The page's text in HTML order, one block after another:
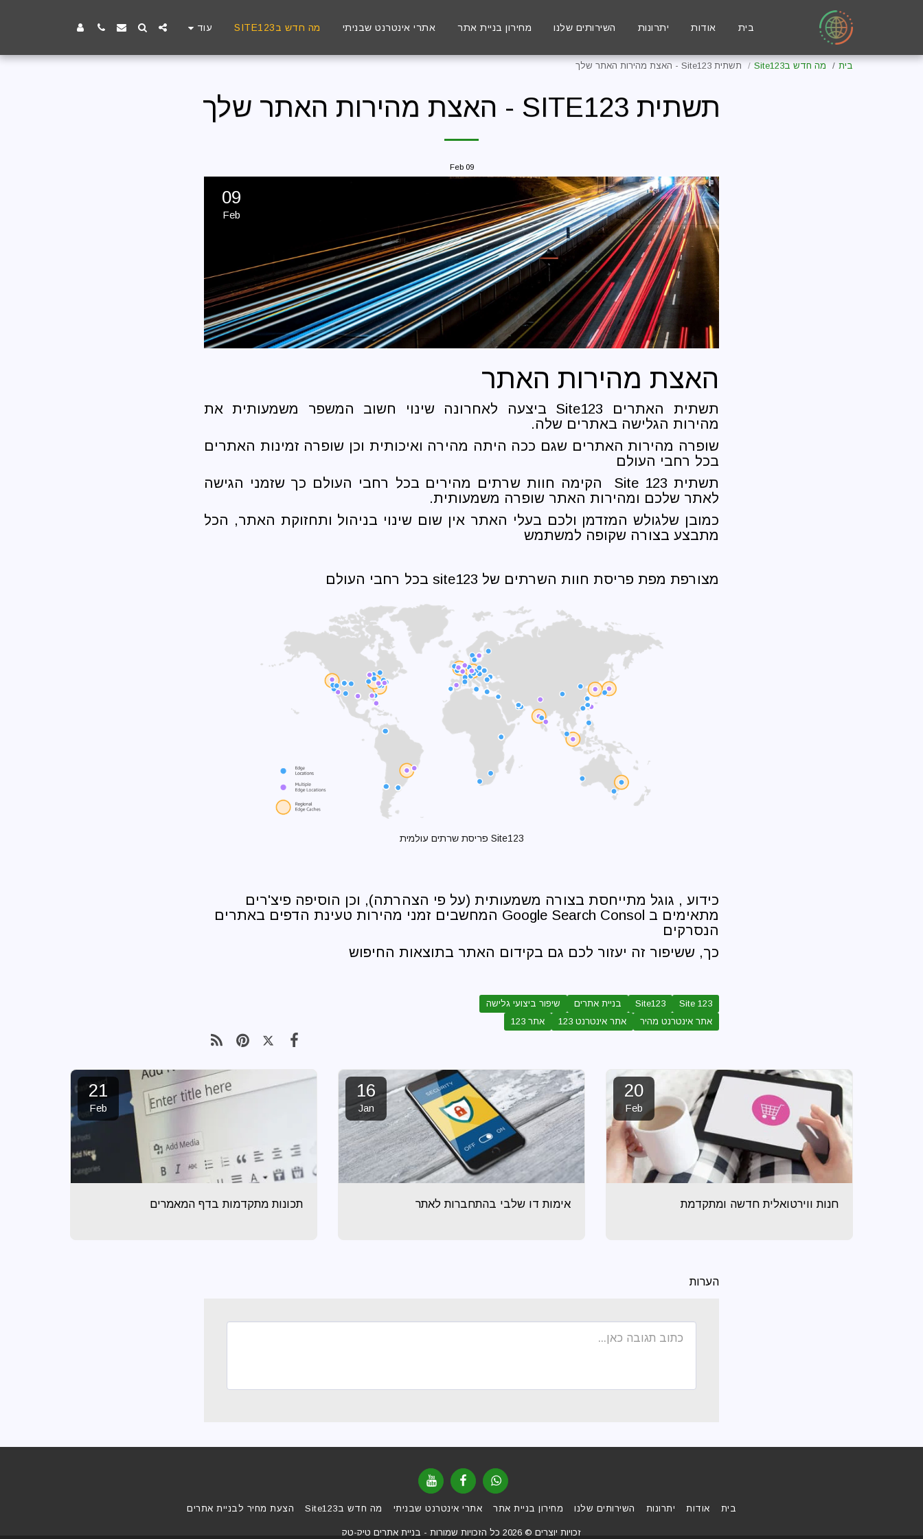
בית אודות יתרונות השירותים שלנו מחירון בניית אתר אתרי אינטרנט שבניתי מה חדש בSITE123 עוד
בית מה חדש בSite123 תשתית Site123 - האצת מהירות האתר שלך
תשתית SITE123 - האצת מהירות האתר שלך
09
Feb
09
Feb
האצת מהירות האתר
תשתית האתרים Site123 ביצעה לאחרונה שינוי חשוב המשפר משמעותית את
מהירות הגלישה באתרים שלה.
שופרה מהירות האתרים שגם ככה היתה מהירה ואיכותית וכן שופרה זמינות האתרים
בכל רחבי העולם
תשתית Site 123 הקימה חוות שרתים מהירים בכל רחבי העולם כך שזמני הגישה
לאתר שלכם ומהירות האתר שופרה משמעותית.
כמובן שלגולש המזדמן ולכם בעלי האתר אין שום שינוי בניהול ותחזוקת האתר, הכל
מתבצע בצורה שקופה למשתמש
מצורפת מפת פריסת חוות השרתים של site123 בכל רחבי העולם
Site123 פריסת שרתים עולמית
כידוע , גוגל מתייחסת בצורה משמעותית (על פי הצהרתה), וכן הוסיפה פיצ'רים
מתאימים ב Google Search Consol המחשבים זמני מהירות טעינת הדפים באתרים
הנסרקים
כך, ששיפור זה יעזור לכם גם בקידום האתר בתוצאות החיפוש
Site 123
Site123 בניית אתרים
שיפור ביצועי גלישה
אתר אינטרנט מהיר
אתר אינטרנט 123 אתר 123
20
Feb
חנות ווירטואלית חדשה ומתקדמת
16
Jan
אימות דו שלבי בהתחברות לאתר
21
Feb
תכונות מתקדמות בדף המאמרים
הערות
בית אודות יתרונות השירותים שלנו מחירון בניית אתר אתרי אינטרנט שבניתי מה חדש בSite123 הצעת מחיר לבניית אתרים
זכויות יוצרים © 2026 כל הזכויות שמורות - בניית אתרים טיק-טק